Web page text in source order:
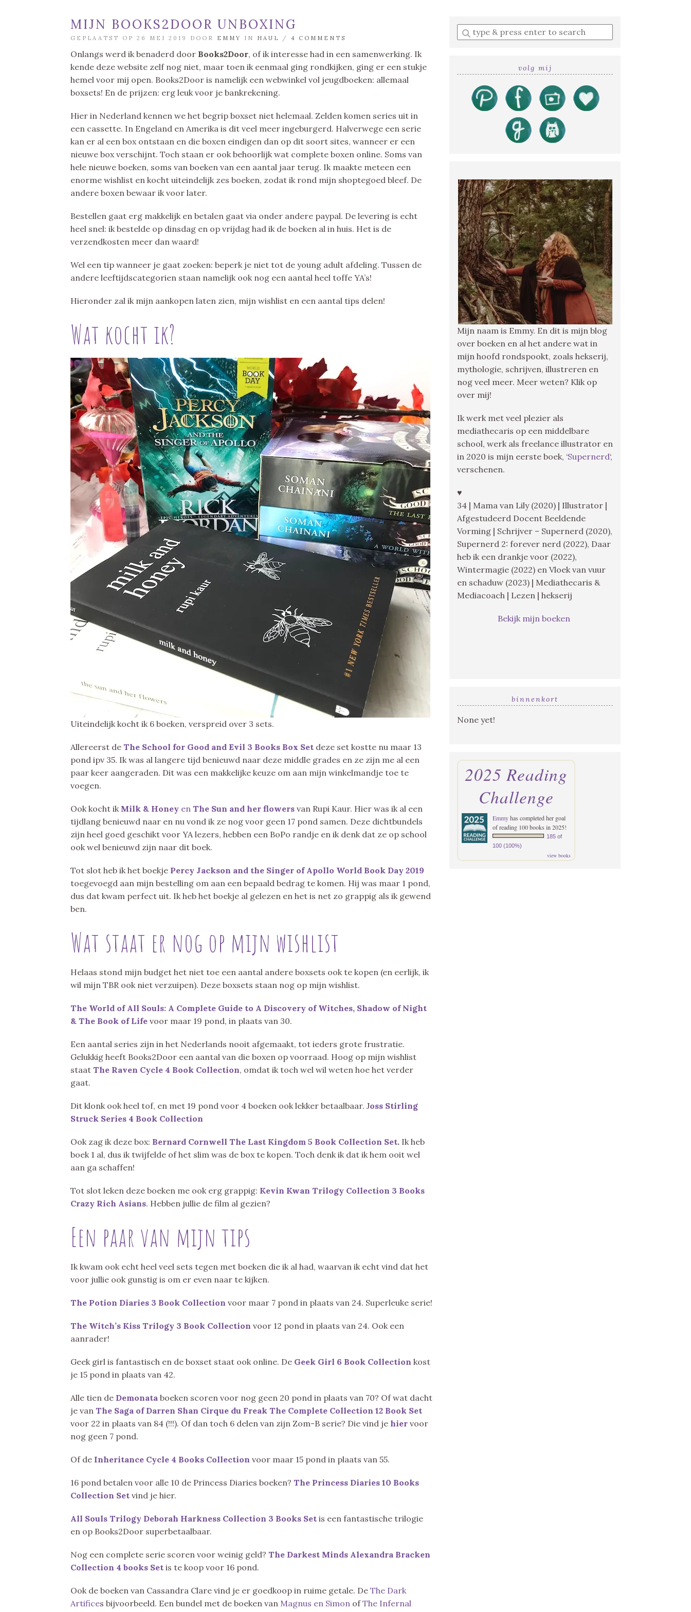
MIJN BOOKS2DOOR UNBOXING
GEPLAATST OP 26 MEI 2019 DOOR EMMY IN HAUL / 4 COMMENTS
Onlangs werd ik benaderd door Books2Door, of ik interesse had in een samenwerking. Ik
kende deze website zelf nog niet, maar toen ik eenmaal ging rondkijken, ging er een stukje
hemel voor mij open. Books2Door is namelijk een webwinkel vol jeugdboeken: allemaal
boxsets! En de prijzen: erg leuk voor je bankrekening.
Hier in Nederland kennen we het begrip boxset niet helemaal. Zelden komen series uit in
een cassette. In Engeland en Amerika is dit veel meer ingeburgerd. Halverwege een serie
kan er al een box ontstaan en die boxen eindigen dan op dit soort sites, wanneer er een
nieuwe box verschijnt. Toch staan er ook behoorlijk wat complete boxen online. Soms van
hele nieuwe boeken, soms van boeken van een aantal jaar terug. Ik maakte meteen een
enorme wishlist en kocht uiteindelijk zes boeken, zodat ik rond mijn shoptegoed bleef. De
andere boxen bewaar ik voor later.
Bestellen gaat erg makkelijk en betalen gaat via onder andere paypal. De levering is echt
heel snel: ik bestelde op dinsdag en op vrijdag had ik de boeken al in huis. Het is de
verzendkosten meer dan waard!
Wel een tip wanneer je gaat zoeken: beperk je niet tot de young adult afdeling. Tussen de
andere leeftijdscategorien staan namelijk ook nog een aantal heel toffe YA’s!
Hieronder zal ik mijn aankopen laten zien, mijn wishlist en een aantal tips delen!
Wat kocht ik?
Uiteindelijk kocht ik 6 boeken, verspreid over 3 sets.
Allereerst de The School for Good and Evil 3 Books Box Set deze set kostte nu maar 13
pond ipv 35. Ik was al langere tijd benieuwd naar deze middle grades en ze zijn me al een
paar keer aangeraden. Dit was een makkelijke keuze om aan mijn winkelmandje toe te
voegen.
Ook kocht ik Milk & Honey en The Sun and her flowers van Rupi Kaur. Hier was ik al een
tijdlang benieuwd naar en nu vond ik ze nog voor geen 17 pond samen. Deze dichtbundels
zijn heel goed geschikt voor YA lezers, hebben een BoPo randje en ik denk dat ze op school
ook wel benieuwd zijn naar dit boek.
Tot slot heb ik het boekje Percy Jackson and the Singer of Apollo World Book Day 2019
toegevoegd aan mijn bestelling om aan een bepaald bedrag te komen. Hij was maar 1 pond,
dus dat kwam perfect uit. Ik heb het boekje al gelezen en het is net zo grappig als ik gewend
ben.
Wat staat er nog op mijn wishlist
Helaas stond mijn budget het niet toe een aantal andere boxsets ook te kopen (en eerlijk, ik
wil mijn TBR ook niet verzuipen). Deze boxsets staan nog op mijn wishlist.
The World of All Souls: A Complete Guide to A Discovery of Witches, Shadow of Night
& The Book of Life voor maar 19 pond, in plaats van 30.
Een aantal series zijn in het Nederlands nooit afgemaakt, tot ieders grote frustratie.
Gelukkig heeft Books2Door een aantal van die boxen op voorraad. Hoog op mijn wishlist
staat The Raven Cycle 4 Book Collection, omdat ik toch wel wil weten hoe het verder
gaat.
Dit klonk ook heel tof, en met 19 pond voor 4 boeken ook lekker betaalbaar. Joss Stirling
Struck Series 4 Book Collection
Ook zag ik deze box: Bernard Cornwell The Last Kingdom 5 Book Collection Set. Ik heb
boek 1 al, dus ik twijfelde of het slim was de box te kopen. Toch denk ik dat ik hem ooit wel
aan ga schaffen!
Tot slot leken deze boeken me ook erg grappig: Kevin Kwan Trilogy Collection 3 Books
Crazy Rich Asians. Hebben jullie de film al gezien?
Een paar van mijn tips
Ik kwam ook echt heel veel sets tegen met boeken die ik al had, waarvan ik echt vind dat het
voor jullie ook gunstig is om er even naar te kijken.
The Potion Diaries 3 Book Collection voor maar 7 pond in plaats van 24. Superleuke serie!
The Witch’s Kiss Trilogy 3 Book Collection voor 12 pond in plaats van 24. Ook een
aanrader!
Geek girl is fantastisch en de boxset staat ook online. De Geek Girl 6 Book Collection kost
je 15 pond in plaats van 42.
Alle tien de Demonata boeken scoren voor nog geen 20 pond in plaats van 70? Of wat dacht
je van The Saga of Darren Shan Cirque du Freak The Complete Collection 12 Book Set
voor 22 in plaats van 84 (!!!). Of dan toch 6 delen van zijn Zom-B serie? Die vind je hier voor
nog geen 7 pond.
Of de Inheritance Cycle 4 Books Collection voor maar 15 pond in plaats van 55.
16 pond betalen voor alle 10 de Princess Diaries boeken? The Princess Diaries 10 Books
Collection Set vind je hier.
All Souls Trilogy Deborah Harkness Collection 3 Books Set is een fantastische trilogie
en op Books2Door superbetaalbaar.
Nog een complete serie scoren voor weinig geld? The Darkest Minds Alexandra Bracken
Collection 4 books Set is te koop voor 16 pond.
Ook de boeken van Cassandra Clare vind je er goedkoop in ruime getale. De The Dark
Artifices bijvoorbeeld. Een bundel met de boeken van Magnus en Simon ofThe Infernal
Enter
a
volg mij
Mijn naam is Emmy. En dit is mijn blog
over boeken en al het andere wat in
mijn hoofd rondspookt, zoals hekserij,
mythologie, schrijven, illustreren en
nog veel meer. Meer weten? Klik op
over mij!
Ik werk met veel plezier als
mediathecaris op een middelbare
school, werk als freelance illustrator en
in 2020 is mijn eerste boek, ‘Supernerd‘,
verschenen.
♥
34 | Mama van Lily (2020) | Illustrator |
Afgestudeerd Docent Beeldende
Vorming | Schrijver – Supernerd (2020),
Supernerd 2: forever nerd (2022), Daar
heb ik een drankje voor (2022),
Wintermagie (2022) en Vloek van vuur
en schaduw (2023) | Mediathecaris &
Mediacoach | Lezen | hekserij
Bekijk mijn boeken
binnenkort
None yet!
2025 Reading
Challenge
Emmyhas completed her goal
of reading 100 books in 2025!
185 of
100 (100%)
view books